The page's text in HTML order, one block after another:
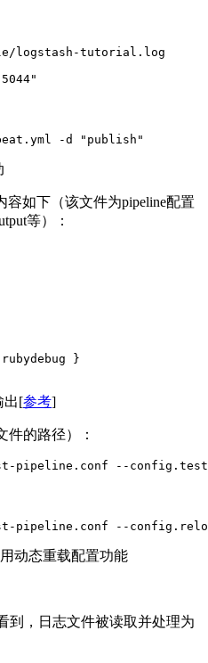
logstash-tutorial.log
-d "publish"
容如下（该文件为pipeline配置
等）：
}
出[参考]
件的路径）：
pipeline.conf --
pipeline.conf --
用动态重载配置功能
到，日志文件被读取并处理为